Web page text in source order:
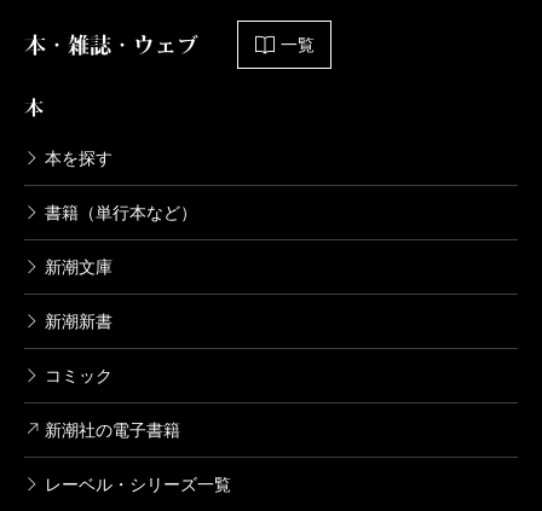
捜査にどう反映するかに三人は知恵を絞るのだ。これ
が本書に警察小説としての新鮮さをもたらしてくれ
る。そう、きちんと制御されているのである。
こうした設定によって特殊能力と警察小説を一体化
させたうえで、著者は三人に大きな事件をぶつける。
一家四人惨殺事件だ。深澤は、未解決のまま三年が経
過していたこの事件に、冴子の能力で突破口を見出そ
五章、そしてエピローグまで──物語がどう進んでいく
かは、是非とも本書でお愉しみ戴きたいので詳述は避
けるが、まあ見事な出来映えだ。三人の個性が際立つ
とともに、それぞれの能力や性格が捜査を進めるうえ
で補完関係として機能している。悪役の造形もまた達
本・雑誌・ウェブ 一覧
本
本を探す
書籍（単行本など）
新潮文庫
新潮新書
コミック
新潮社の電子書籍
レーベル・シリーズ一覧